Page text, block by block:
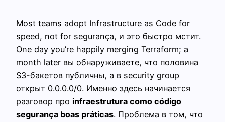
Most teams adopt Infrastructure as Code for
speed, not for segurança, и это быстро мстит.
One day you’re happily merging Terraform; a
month later вы обнаруживаете, что половина
S3-бакетов публичны, а в security group
открыт 0.0.0.0/0. Именно здесь начинается
разговор про infraestrutura como código
segurança boas práticas. Проблема в том, что